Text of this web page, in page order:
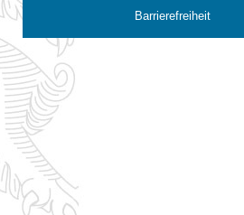
Barrierefreiheit